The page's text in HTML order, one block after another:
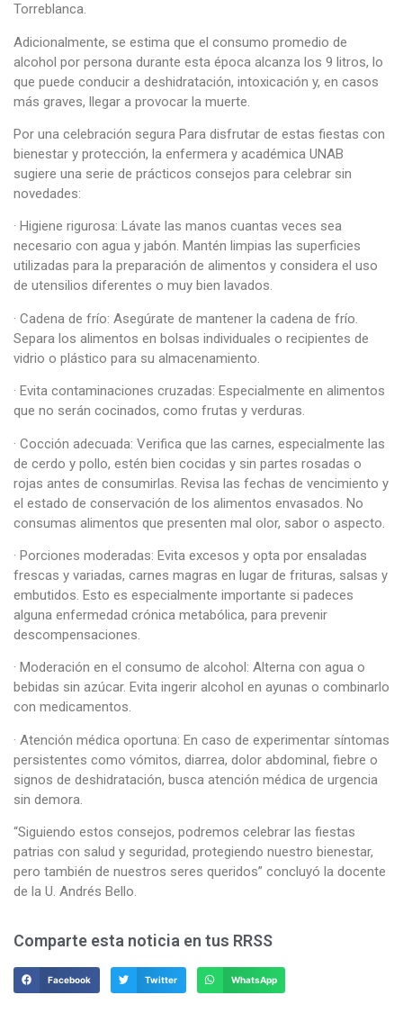
Torreblanca.
Adicionalmente, se estima que el consumo promedio de
alcohol por persona durante esta época alcanza los 9 litros, lo
que puede conducir a deshidratación, intoxicación y, en casos
más graves, llegar a provocar la muerte.
Por una celebración segura Para disfrutar de estas fiestas con
bienestar y protección, la enfermera y académica UNAB
sugiere una serie de prácticos consejos para celebrar sin
novedades:
· Higiene rigurosa: Lávate las manos cuantas veces sea
necesario con agua y jabón. Mantén limpias las superficies
utilizadas para la preparación de alimentos y considera el uso
de utensilios diferentes o muy bien lavados.
· Cadena de frío: Asegúrate de mantener la cadena de frío.
Separa los alimentos en bolsas individuales o recipientes de
vidrio o plástico para su almacenamiento.
· Evita contaminaciones cruzadas: Especialmente en alimentos
que no serán cocinados, como frutas y verduras.
· Cocción adecuada: Verifica que las carnes, especialmente las
de cerdo y pollo, estén bien cocidas y sin partes rosadas o
rojas antes de consumirlas. Revisa las fechas de vencimiento y
el estado de conservación de los alimentos envasados. No
consumas alimentos que presenten mal olor, sabor o aspecto.
· Porciones moderadas: Evita excesos y opta por ensaladas
frescas y variadas, carnes magras en lugar de frituras, salsas y
embutidos. Esto es especialmente importante si padeces
alguna enfermedad crónica metabólica, para prevenir
descompensaciones.
· Moderación en el consumo de alcohol: Alterna con agua o
bebidas sin azúcar. Evita ingerir alcohol en ayunas o combinarlo
con medicamentos.
· Atención médica oportuna: En caso de experimentar síntomas
persistentes como vómitos, diarrea, dolor abdominal, fiebre o
signos de deshidratación, busca atención médica de urgencia
sin demora.
“Siguiendo estos consejos, podremos celebrar las fiestas
patrias con salud y seguridad, protegiendo nuestro bienestar,
pero también de nuestros seres queridos” concluyó la docente
de la U. Andrés Bello.
Comparte esta noticia en tus RRSS
Facebook Twitter WhatsApp